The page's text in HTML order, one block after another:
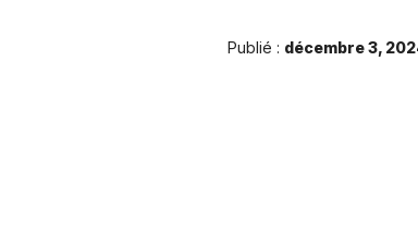
Publié : décembre 3,